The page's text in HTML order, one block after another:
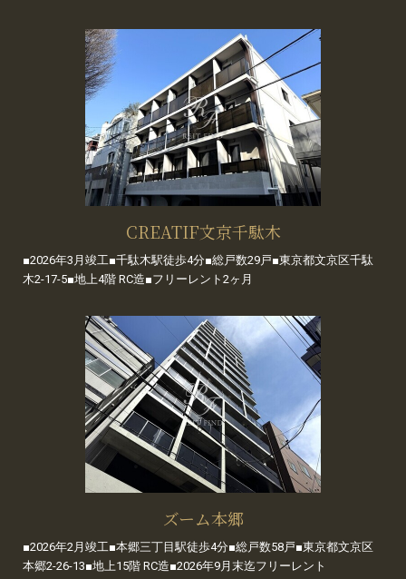
CREATIF文京千駄木
■2026年3月竣工■千駄木駅徒歩4分■総戸数29戸■東京都文京区千駄
木2-17-5■地上4階 RC造■フリーレント2ヶ月
ズーム本郷
■2026年2月竣工■本郷三丁目駅徒歩4分■総戸数58戸■東京都文京区
本郷2-26-13■地上15階 RC造■2026年9月末迄フリーレント